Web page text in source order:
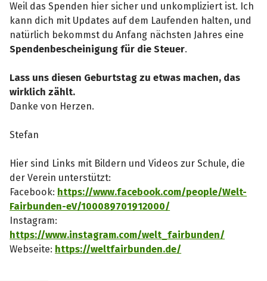
Weil das Spenden hier sicher und unkompliziert ist. Ich
kann dich mit Updates auf dem Laufenden halten, und
natürlich bekommst du Anfang nächsten Jahres eine
Spendenbescheinigung für die Steuer.
Lass uns diesen Geburtstag zu etwas machen, das
wirklich zählt.
Danke von Herzen.
Stefan
Hier sind Links mit Bildern und Videos zur Schule, die
der Verein unterstützt:
Facebook: https://www.facebook.com/people/Welt-
Fairbunden-eV/100089701912000/
Instagram:
https://www.instagram.com/welt_fairbunden/
Webseite: https://weltfairbunden.de/